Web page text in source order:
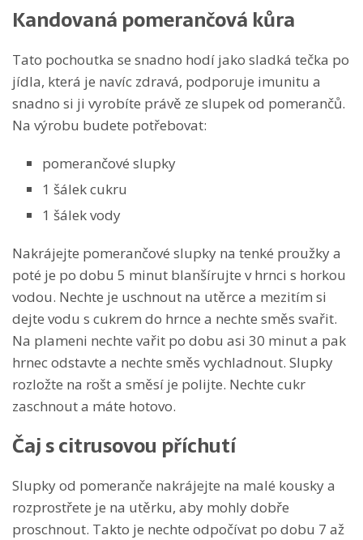
Kandovaná pomerančová kůra
Tato pochoutka se snadno hodí jako sladká tečka po
jídla, která je navíc zdravá, podporuje imunitu a
snadno si ji vyrobíte právě ze slupek od pomerančů.
Na výrobu budete potřebovat:
pomerančové slupky
1 šálek cukru
1 šálek vody
Nakrájejte pomerančové slupky na tenké proužky a
poté je po dobu 5 minut blanšírujte v hrnci s horkou
vodou. Nechte je uschnout na utěrce a mezitím si
dejte vodu s cukrem do hrnce a nechte směs svařit.
Na plameni nechte vařit po dobu asi 30 minut a pak
hrnec odstavte a nechte směs vychladnout. Slupky
rozložte na rošt a směsí je polijte. Nechte cukr
zaschnout a máte hotovo.
Čaj s citrusovou příchutí
Slupky od pomeranče nakrájejte na malé kousky a
rozprostřete je na utěrku, aby mohly dobře
proschnout. Takto je nechte odpočívat po dobu 7 až